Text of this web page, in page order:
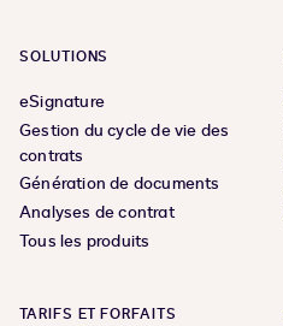
SOLUTIONS
eSignature
Gestion du cycle de vie des
contrats
Génération de documents
Analyses de contrat
Tous les produits
TARIFS ET FORFAITS